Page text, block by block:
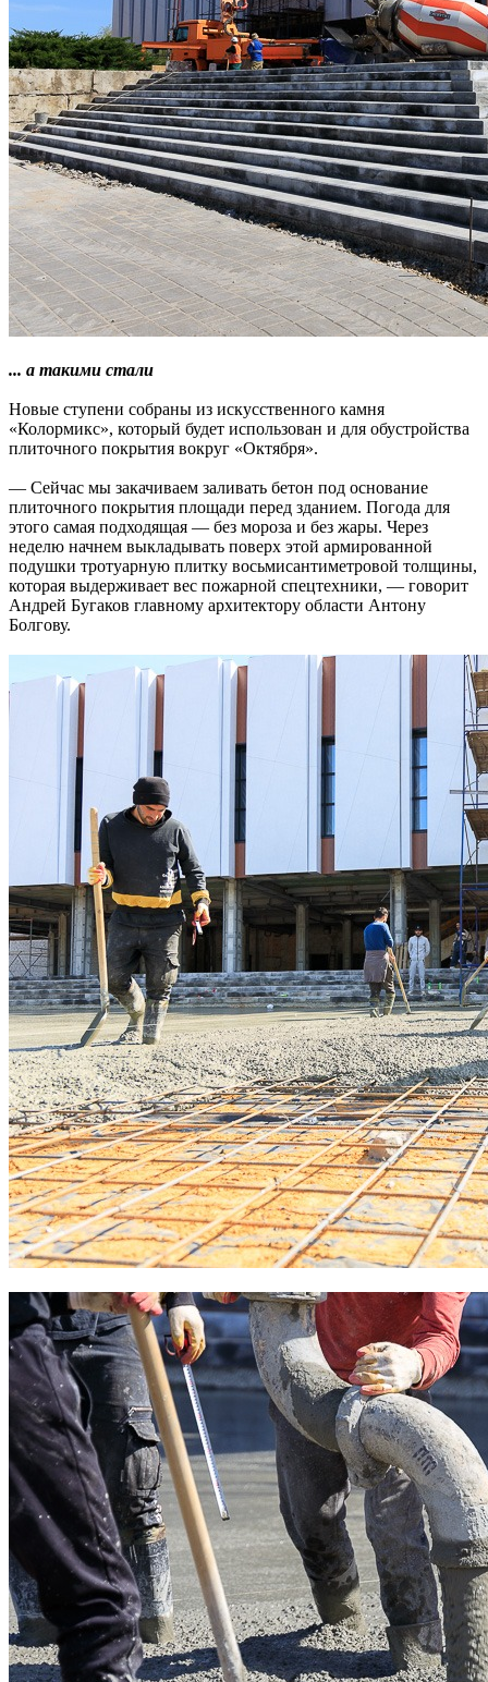
... а такими стали
Новые ступени собраны из искусственного камня
«Колормикс», который будет использован и для обустройства
плиточного покрытия вокруг «Октября».
— Сейчас мы закачиваем заливать бетон под основание
плиточного покрытия площади перед зданием. Погода для
этого самая подходящая — без мороза и без жары. Через
неделю начнем выкладывать поверх этой армированной
подушки тротуарную плитку восьмисантиметровой толщины,
которая выдерживает вес пожарной спецтехники, — говорит
Андрей Бугаков главному архитектору области Антону
Болгову.